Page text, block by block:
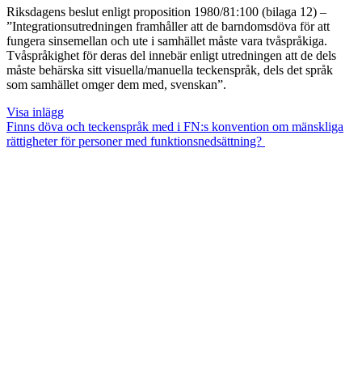
Riksdagens beslut enligt proposition 1980/81:100 (bilaga 12) –
”Integrationsutredningen framhåller att de barndomsdöva för att
fungera sinsemellan och ute i samhället måste vara tvåspråkiga.
Tvåspråkighet för deras del innebär enligt utredningen att de dels
måste behärska sitt visuella/manuella teckenspråk, dels det språk
som samhället omger dem med, svenskan”.
Visa inlägg
Finns döva och teckenspråk med i FN:s konvention om mänskliga
rättigheter för personer med funktionsnedsättning?